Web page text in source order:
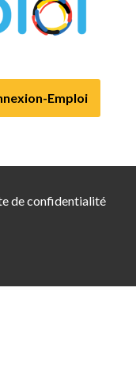
Emploi
de confidentialité